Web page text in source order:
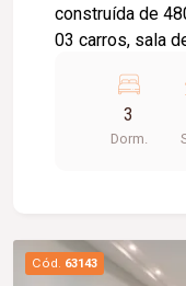
construída de 480m². Varanda com
03 carros, sala de TV, jardim de
sendo 01 suíte,
embutidos, ar
moldura. Parte superior com 02 amplos quartos
3
Dorm.
Cód. 63143